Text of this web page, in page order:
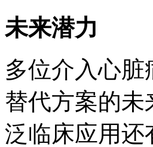
未来潜力
多位介入心脏
替代方案的
泛临床应用还